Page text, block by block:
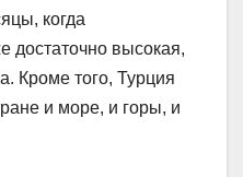
когда
достаточно высокая,
Кроме того, Турция
и море, и горы, и